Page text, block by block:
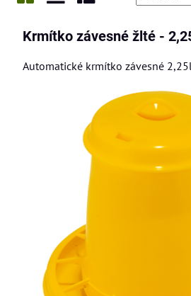
Krmítko závesné žlté -
Automatické krmítko závesné